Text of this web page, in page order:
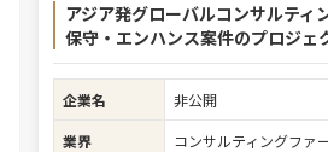
アジア発グローバルコンサルティ
保守・エンハンス案件のプロジェ
企業名
非公開
業界
コンサルティングファ